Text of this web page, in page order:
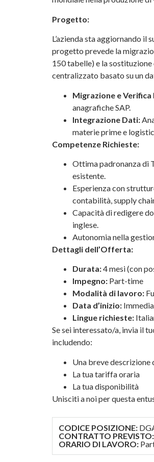
Progetto:
L’azienda sta aggiornando il
progetto prevede la
150 tabelle) e la
centralizzato basato su un
Migrazione e Verifica
anagrafiche SAP.
Integrazione Dati:
materie prime e
Competenze Richieste:
Ottima padronanza di
esistente.
Esperienza con
contabilità, supply
Capacità di redigere
inglese.
Autonomia nella
Dettagli dell’Offerta:
Durata:4 mesi (con
Impegno: Part-time
Modalità di lavoro:
Data d’inizio:
Lingue richieste:
Se sei interessato/a, invia il
includendo:
Una breve
La tua tariffa oraria
La tua disponibilità
Unisciti a noi per questa
CODICE POSIZIONE:
CONTRATTO PREVISTO:
ORARIO DI LAVORO: